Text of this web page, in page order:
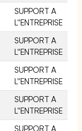
SUPPORT A
L''ENTREPRISE
SUPPORT A
L''ENTREPRISE
SUPPORT A
L''ENTREPRISE
SUPPORT A
L''ENTREPRISE
SUPPORT A